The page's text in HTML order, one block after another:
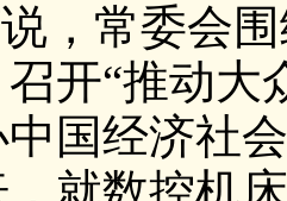
，常委会
开“推动大
中国经济社